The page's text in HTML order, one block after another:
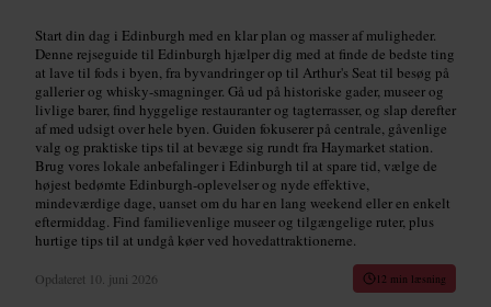
Start din dag i Edinburgh med en klar plan og masser af muligheder.
Denne rejseguide til Edinburgh hjælper dig med at finde de bedste ting
at lave til fods i byen, fra byvandringer op til Arthur's Seat til besøg på
gallerier og whisky-smagninger. Gå ud på historiske gader, museer og
livlige barer, find hyggelige restauranter og tagterrasser, og slap derefter
af med udsigt over hele byen. Guiden fokuserer på centrale, gåvenlige
valg og praktiske tips til at bevæge sig rundt fra Haymarket station.
Brug vores lokale anbefalinger i Edinburgh til at spare tid, vælge de
højest bedømte Edinburgh-oplevelser og nyde effektive,
mindeværdige dage, uanset om du har en lang weekend eller en enkelt
eftermiddag. Find familievenlige museer og tilgængelige ruter, plus
hurtige tips til at undgå køer ved hovedattraktionerne.
Opdateret 10. juni 2026 12 min læsning